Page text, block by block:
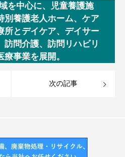
を中心に、児童養護施
別養護老人ホーム、ケア
所とデイケア、デイサー
訪問介護、訪問リハビリ
事業を展開。
次の記事